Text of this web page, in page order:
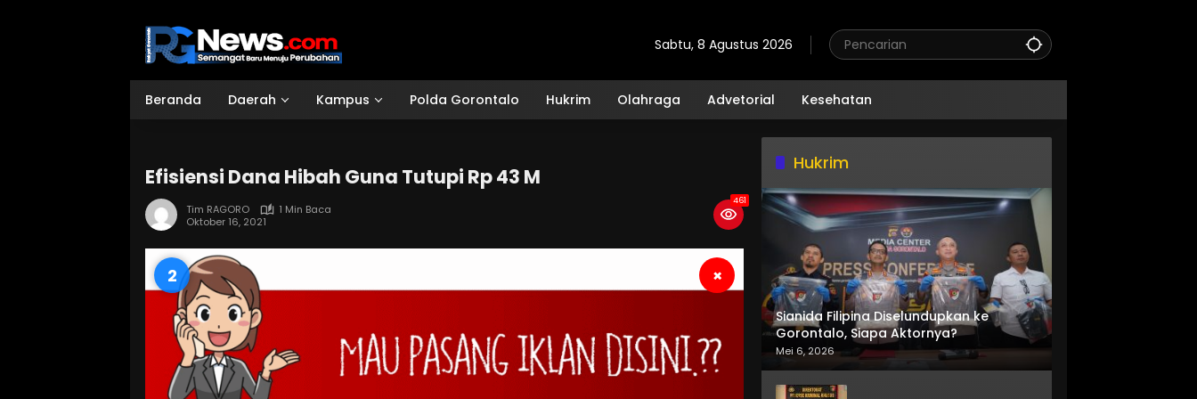
Sabtu, 8 Agustus 2026
Beranda Daerah Kampus Polda Gorontalo Hukrim Olahraga Advetorial Kesehatan
Efisiensi Dana Hibah Guna Tutupi Rp 43 M
Tim RAGORO
1 Min Baca
Oktober 16, 2021
461
1 ×
Hukrim
Sianida Filipina Diselundupkan ke
Gorontalo, Siapa Aktornya?
Mei 6, 2026